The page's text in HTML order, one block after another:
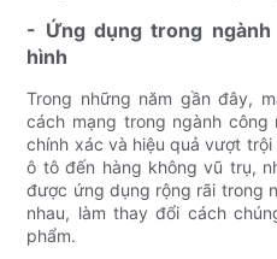
- Ứng dụng trong
hình
Trong những năm gần đây,
cách mạng trong ngành
chính xác và hiệu quả vượt
ô tô đến hàng không vũ trụ,
được ứng dụng rộng rãi trong
nhau, làm thay đổi cách
phẩm.